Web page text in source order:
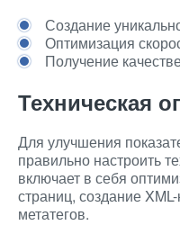
Создание
Оптимизация
Получение
Техническая
Для улучшения
правильно настроить
включает в себя
страниц, создание
метатегов.